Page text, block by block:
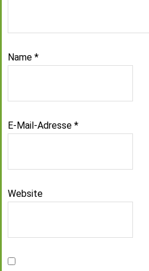
Name *
E-Mail-Adresse *
Website